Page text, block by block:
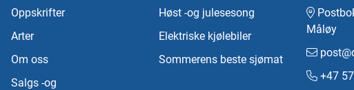
Oppskrifter
Arter
Om oss
Salgs -og
Høst -og julesesong
Elektriske kjølebiler
Sommerens beste sjømat
Måløy
+47